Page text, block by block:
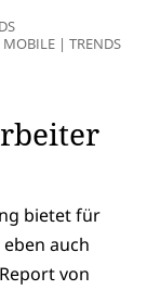
MOBILE | TRENDS
bietet für
auch
von